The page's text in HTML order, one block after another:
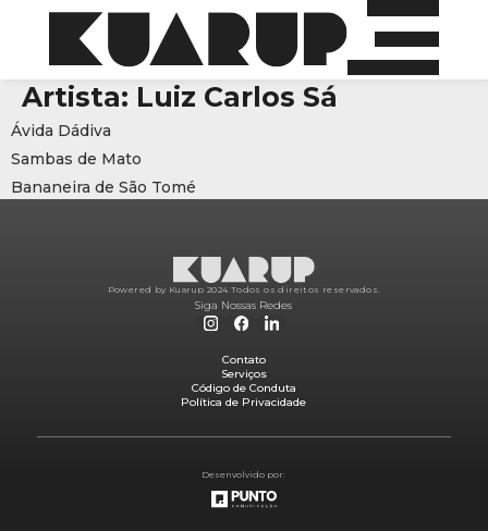
Artista: Luiz Carlos Sá
Ávida Dádiva
Sambas de Mato
Bananeira de São Tomé
Powered by Kuarup 2024. Todos os direitos reservados.
Siga Nossas Redes
Contato
Serviços
Código de Conduta
Política de Privacidade
Desenvolvido por: